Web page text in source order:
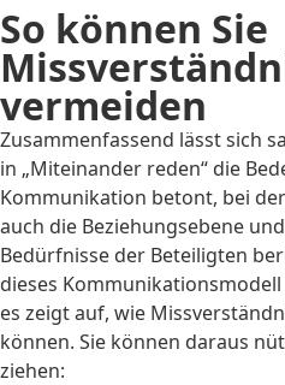
So können Sie
vermeiden
Zusammenfassend lässt sich
in „Miteinander reden“ die
Kommunikation betont, bei
auch die Beziehungsebene
Bedürfnisse der Beteiligten
dieses
es zeigt auf, wie
können. Sie können daraus
ziehen: